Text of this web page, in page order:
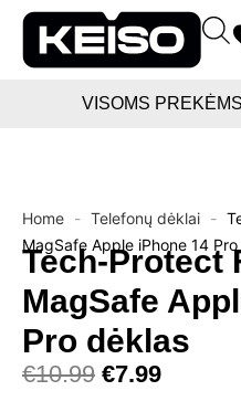
Pereiti
turinio
VISOMS
Home - Telefonų dėklai -
MagSafe Apple iPhone 14
Tech-Protect
MagSafe
Pro dėklas
€10.99 Original
€7.99Current